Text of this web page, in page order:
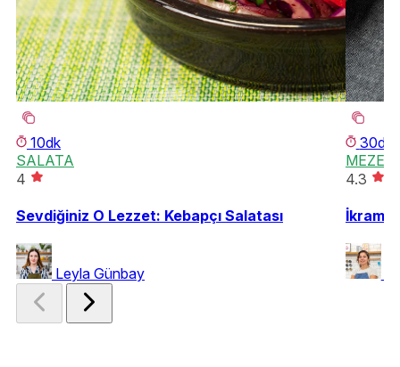
10dk
SALATA
4
Sevdiğiniz O Lezzet: Kebapçı Salatası
Leyla Günbay
30dk
MEZE
4.3